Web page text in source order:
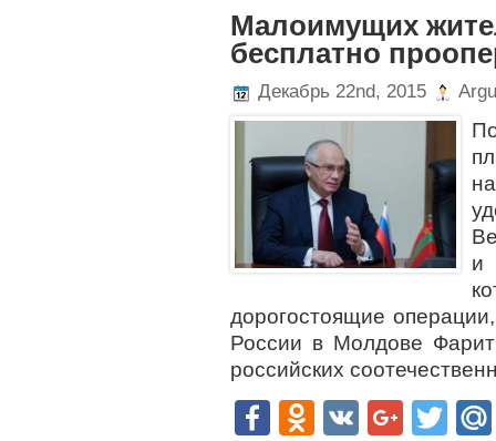
Малоимущих
бесплатно
Декабрь 22nd, 2015
и
дорогостоящие
России в Молдове
российских
Facebook
VK